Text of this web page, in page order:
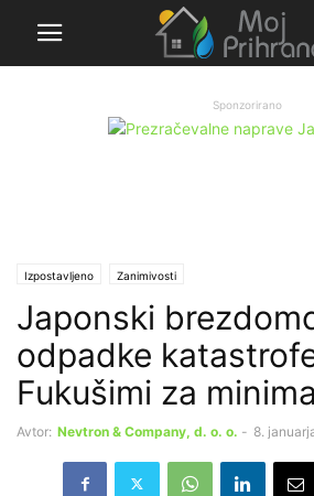
Sponzorirano
Izpostavljeno Zanimivosti
Japonski
odpadke
Fukušimi za
Avtor: Nevtron & Company, d. o. o. - 8.